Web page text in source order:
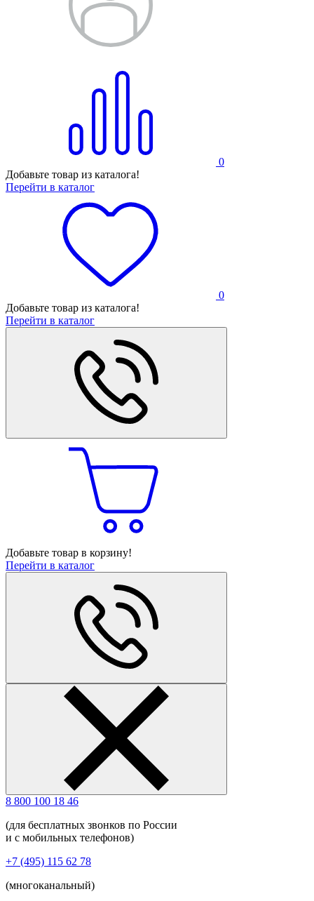
0
Добавьте товар из каталога!
Перейти в каталог
0
Добавьте товар из каталога!
Перейти в каталог
Добавьте товар в корзину!
Перейти в каталог
8 800 100 18 46
(для бесплатных звонков по России
и с мобильных телефонов)
+7 (495) 115 62 78
(многоканальный)